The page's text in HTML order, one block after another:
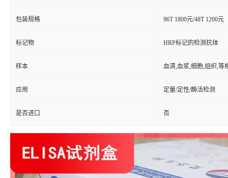
包装规格 96T 1800元/48T 1200元
标记物 HRP标记的检测抗体
样本 血清,血浆,细胞,组织,等
应用 定量/定性/酶活检测
是否进口 否